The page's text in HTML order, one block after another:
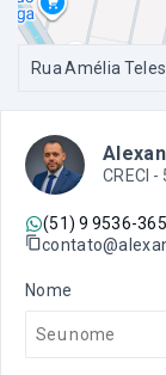
Rua Amélia
CRECI -
(51) 9 9536-
Nome